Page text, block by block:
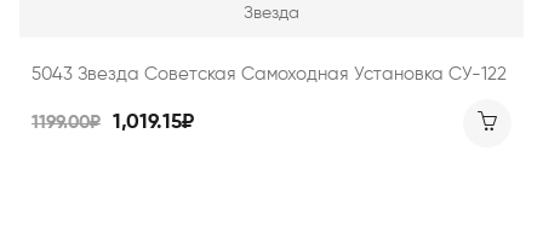
Звезда
5043 Звезда Советская Самоходная Установка СУ-122
1199.00₽ 1,019.15₽